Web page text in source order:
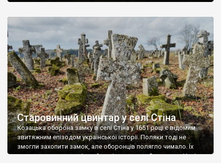
Старовинний цвинтар у селі Стіна
Козацька оборона замку в селі Стіна у 1651 році є відомим
звитяжним епізодом української історії. Поляки тоді не
змогли захопити замок, але оборонців полягло чимало. Їх
поховали на цвинтарі, який тоді називався Замковим. Нині на